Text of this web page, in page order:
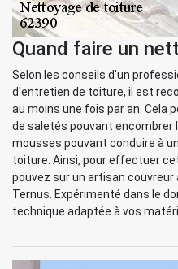
Quand faire un
Selon les conseils d'un
d'entretien de toiture, il est
au moins une fois par an. Cela
de saletés pouvant encombrer
mousses pouvant conduire à
toiture. Ainsi, pour effectuer
pouvez sur un artisan couvreur
Ternus. Expérimenté dans le
technique adaptée à vos